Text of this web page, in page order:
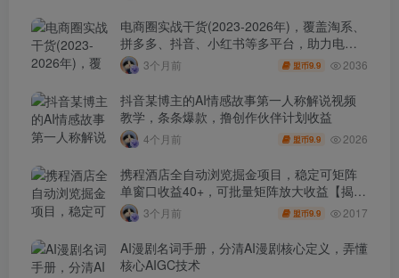
电商圈实战干货(2023-2026年)，覆盖淘系、
拼多多、抖音、小红书等多平台，助力电商
人避开坑、提效率、稳盈利(更新4月)
3个月前 盟币9.9 2036
抖音某博主的AI情感故事第一人称解说视频
教学，条条爆款，撸创作伙伴计划收益
4个月前 盟币9.9 2026
携程酒店全自动浏览掘金项目，稳定可矩阵
单窗口收益40+，可批量矩阵放大收益【揭
秘】3个月前 盟币9.9 2017
AI漫剧名词手册，分清AI漫剧核心定义，弄懂
核心AIGC技术